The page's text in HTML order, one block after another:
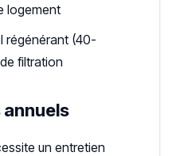
logement
régénérant (40-
filtration
un entretien